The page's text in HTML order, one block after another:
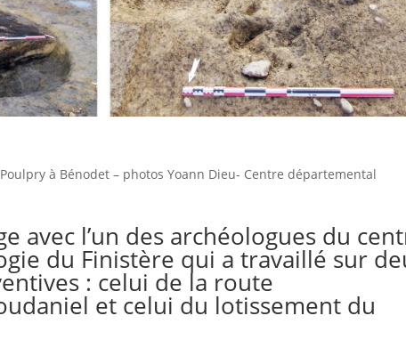
à Bénodet – photos Yoann Dieu- Centre départemental
avec l’un des archéologues du
du Finistère qui a travaillé sur
: celui de la route
et celui du lotissement du